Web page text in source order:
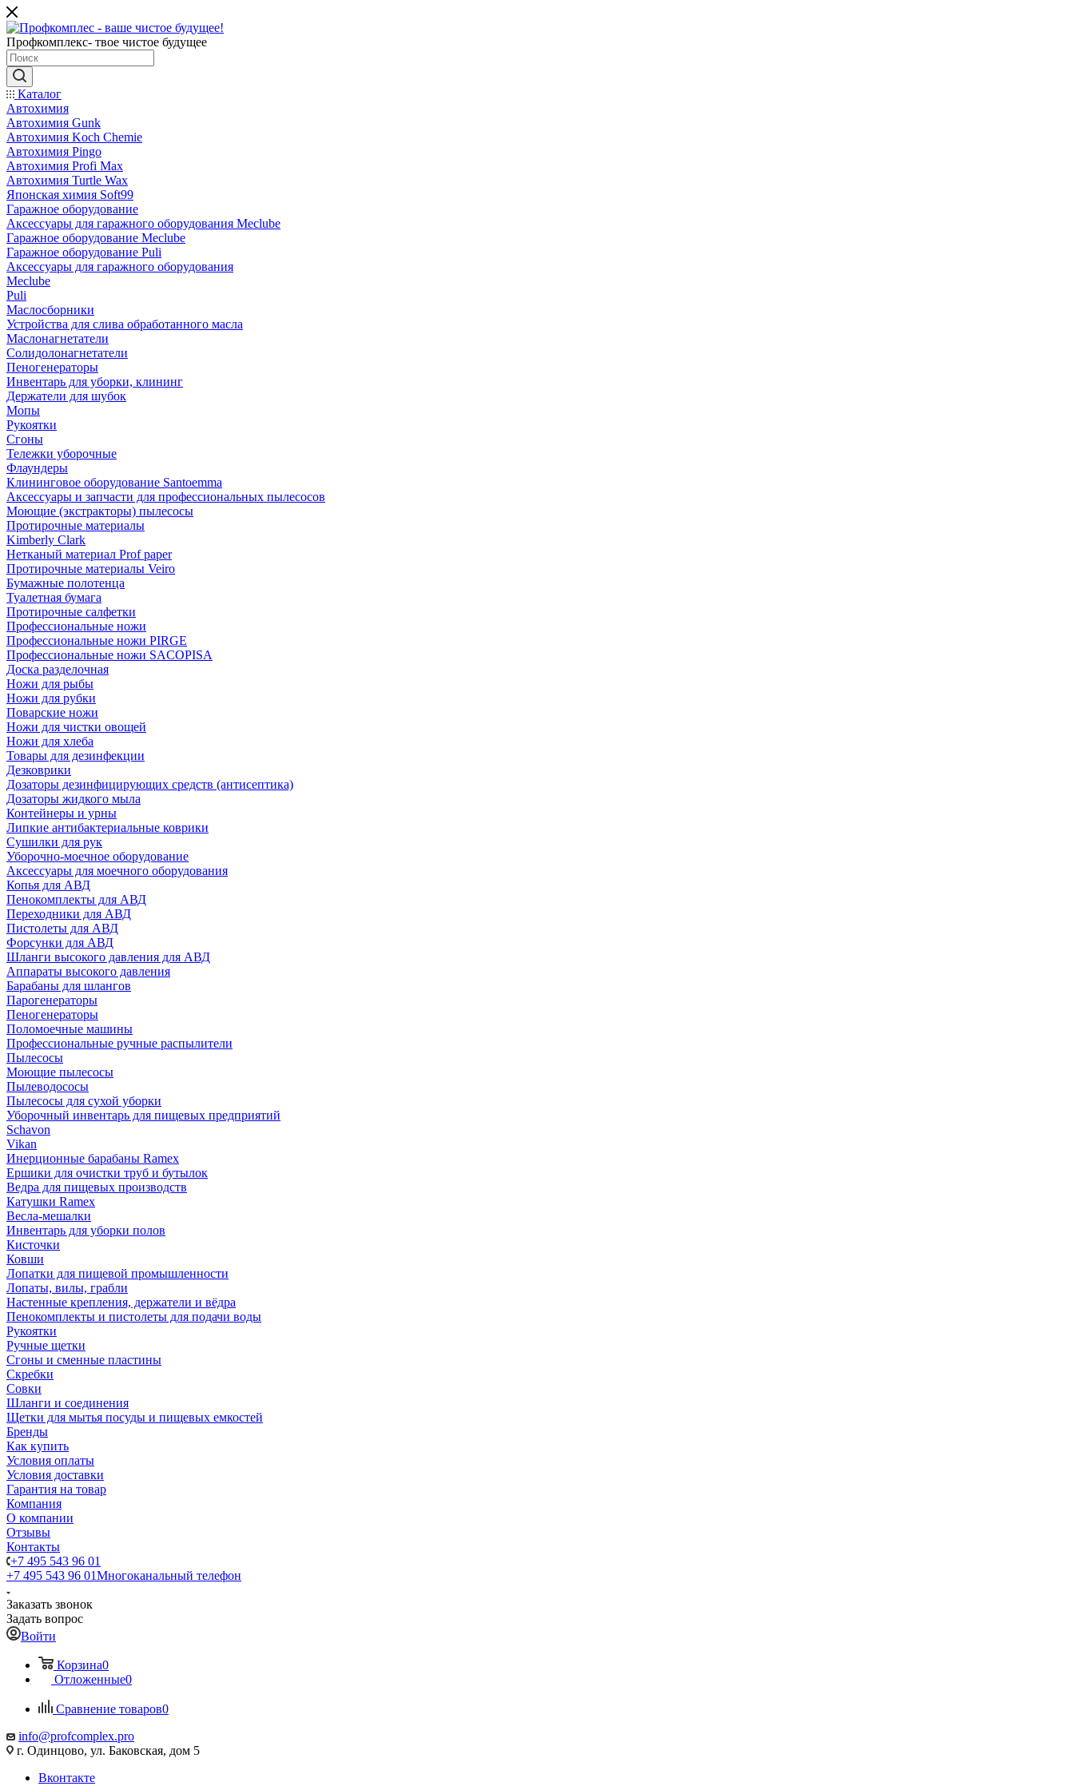
Профкомплекс- твое чистое будущее
Каталог
Автохимия
Автохимия Gunk
Автохимия Koch Chemie
Автохимия Pingo
Автохимия Profi Max
Автохимия Turtle Wax
Японская химия Soft99
Гаражное оборудование
Аксессуары для гаражного оборудования Meclube
Гаражное оборудование Meclube
Гаражное оборудование Puli
Аксессуары для гаражного оборудования
Meclube
Puli
Маслосборники
Устройства для слива обработанного масла
Маслонагнетатели
Солидолонагнетатели
Пеногенераторы
Инвентарь для уборки, клининг
Держатели для шубок
Мопы
Рукоятки
Сгоны
Тележки уборочные
Флаундеры
Клининговое оборудование Santoemma
Аксессуары и запчасти для профессиональных пылесосов
Моющие (экстракторы) пылесосы
Протирочные материалы
Kimberly Clark
Нетканый материал Prof paper
Протирочные материалы Veiro
Бумажные полотенца
Туалетная бумага
Протирочные салфетки
Профессиональные ножи
Профессиональные ножи PIRGE
Профессиональные ножи SACOPISA
Доска разделочная
Ножи для рыбы
Ножи для рубки
Поварские ножи
Ножи для чистки овощей
Ножи для хлеба
Товары для дезинфекции
Дезковрики
Дозаторы дезинфицирующих средств (антисептика)
Дозаторы жидкого мыла
Контейнеры и урны
Липкие антибактериальные коврики
Сушилки для рук
Уборочно-моечное оборудование
Аксессуары для моечного оборудования
Копья для АВД
Пенокомплекты для АВД
Переходники для АВД
Пистолеты для АВД
Форсунки для АВД
Шланги высокого давления для АВД
Аппараты высокого давления
Барабаны для шлангов
Парогенераторы
Пеногенераторы
Поломоечные машины
Профессиональные ручные распылители
Пылесосы
Моющие пылесосы
Пылеводососы
Пылесосы для сухой уборки
Уборочный инвентарь для пищевых предприятий
Schavon
Vikan
Инерционные барабаны Ramex
Ершики для очистки труб и бутылок
Ведра для пищевых производств
Катушки Ramex
Весла-мешалки
Инвентарь для уборки полов
Кисточки
Ковши
Лопатки для пищевой промышленности
Лопаты, вилы, грабли
Настенные крепления, держатели и вёдра
Пенокомплекты и пистолеты для подачи воды
Рукоятки
Ручные щетки
Сгоны и сменные пластины
Скребки
Совки
Шланги и соединения
Щетки для мытья посуды и пищевых емкостей
Бренды
Как купить
Условия оплаты
Условия доставки
Гарантия на товар
Компания
О компании
Отзывы
Контакты
+7 495 543 96 01
+7 495 543 96 01Многоканальный телефон
Заказать звонок
Задать вопрос
Войти
Корзина0
Отложенные0
Сравнение товаров0
info@profcomplex.pro
г. Одинцово, ул. Баковская, дом 5
Вконтакте